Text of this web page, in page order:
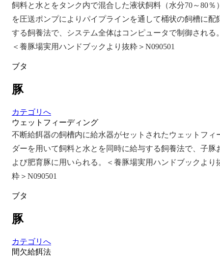
飼料と水とをタンク内で混合した液状飼料（水分70～80％
を圧送ポンプによりパイプラインを通して桶状の飼槽に配
する飼養法で、システム全体はコンピュータで制御される
＜養豚場実用ハンドブックより抜粋＞N090501
ブタ
豚
カテゴリへ
ウェットフィーディング
不断給餌器の飼槽内に給水器がセットされたウェットフィ
ダーを用いて飼料と水とを同時に給与する飼養法で、子豚
よび肥育豚に用いられる。＜養豚場実用ハンドブックより
粋＞N090501
ブタ
豚
カテゴリへ
間欠給餌法